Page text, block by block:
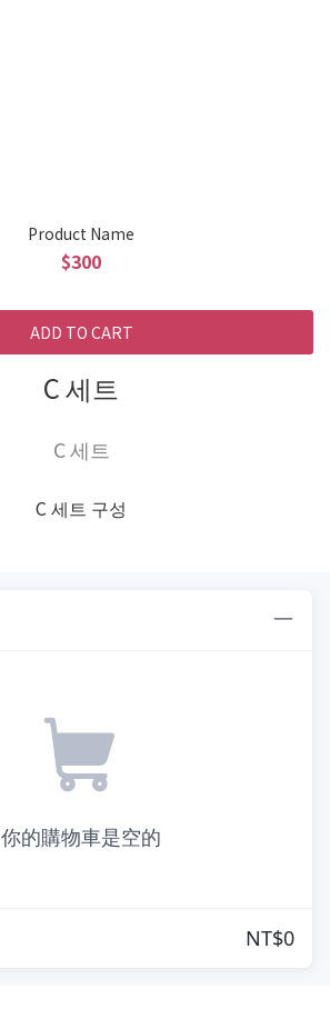
Product Name
$300
ADD TO CART
C 세트
C 세트
C 세트 구성
你的購物車是空的
NT$0